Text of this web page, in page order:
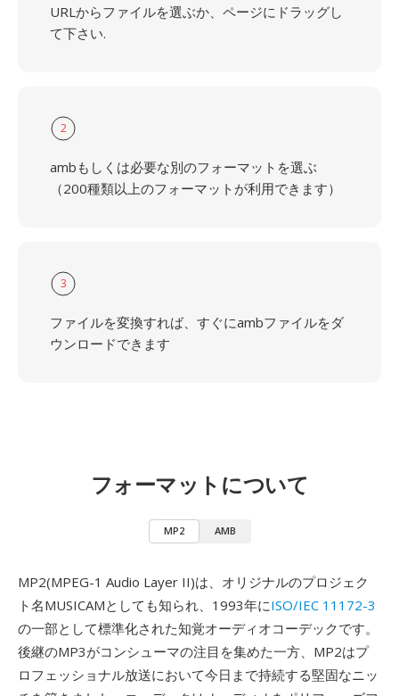
URLからファイルを選ぶか、ページにドラッグし
て下さい.
2
ambもしくは必要な別のフォーマットを選ぶ
（200種類以上のフォーマットが利用できます）
3
ファイルを変換すれば、すぐにambファイルをダ
ウンロードできます
フォーマットについて
MP2 AMB
MP2(MPEG-1 Audio Layer II)は、オリジナルのプロジェク
ト名MUSICAMとしても知られ、1993年にISO/IEC 11172-3
の一部として標準化された知覚オーディオコーデックです。
後継のMP3がコンシューマの注目を集めた一方、MP2はプ
ロフェッショナル放送において今日まで持続する堅固なニッ